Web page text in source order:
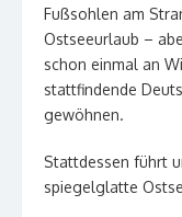
Fußsohlen am
Ostseeurlaub –
schon einmal an
stattfindende
gewöhnen.
Stattdessen führt
spiegelglatte